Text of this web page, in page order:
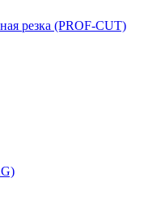
резка (PROF-CUT)